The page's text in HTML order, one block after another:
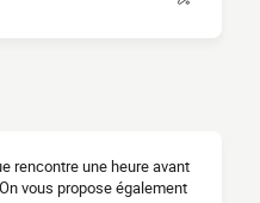
rencontre une heure avant
vous propose également